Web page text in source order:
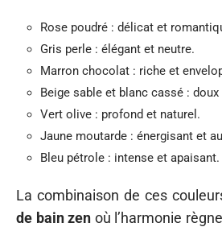
Rose poudré : délicat et
Gris perle : élégant et neutre.
Marron chocolat : riche et
Beige sable et blanc cassé :
Vert olive : profond et naturel.
Jaune moutarde : énergisant et
Bleu pétrole : intense et apaisant.
La combinaison de ces
de bain zen où l’harmonie